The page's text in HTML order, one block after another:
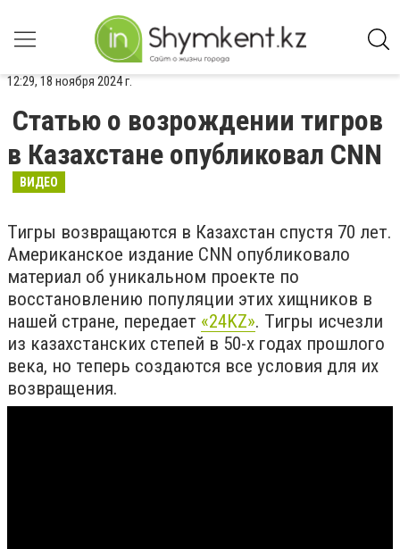
12:29, 18 ноября 2024 г.
Статью о возрождении тигров
в Казахстане опубликовал CNN
ВИДЕО
Тигры возвращаются в Казахстан спустя 70 лет.
Американское издание CNN опубликовало
материал об уникальном проекте по
восстановлению популяции этих хищников в
нашей стране, передает «24KZ». Тигры исчезли
из казахстанских степей в 50-х годах прошлого
века, но теперь создаются все условия для их
возвращения.